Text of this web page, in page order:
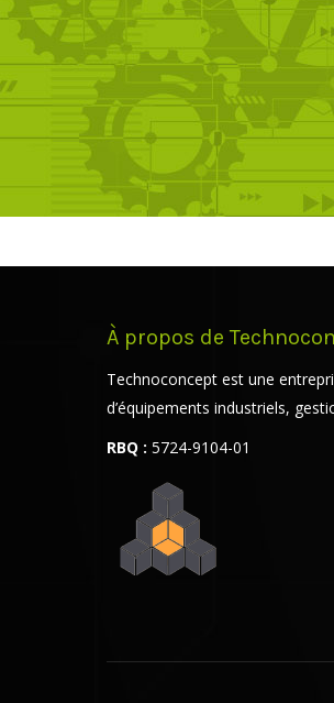
À propos de
Technoconcept est une
d’équipements industriels,
RBQ : 5724-9104-01